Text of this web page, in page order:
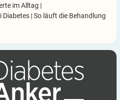
im Alltag |
Diabetes |So läuft die Behandlung